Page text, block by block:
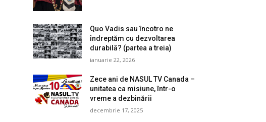
Quo Vadis sau încotro ne
îndreptăm cu dezvoltarea
durabilă? (partea a treia)
ianuarie 22, 2026
Zece ani de NASUL TV Canada –
unitatea ca misiune, într-o
vreme a dezbinării
decembrie 17, 2025